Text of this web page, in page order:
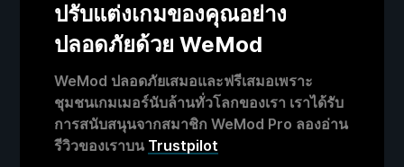
ปรับแต่งเกมของคุณอย่าง
ปลอดภัยด้วย WeMod
WeMod ปลอดภัยเสมอและฟรีเสมอเพราะ
ชุมชนเกมเมอร์นับล้านทั่วโลกของเรา เราได้รับ
การสนับสนุนจากสมาชิก WeMod Pro ลองอ่าน
รีวิวของเราบน Trustpilot